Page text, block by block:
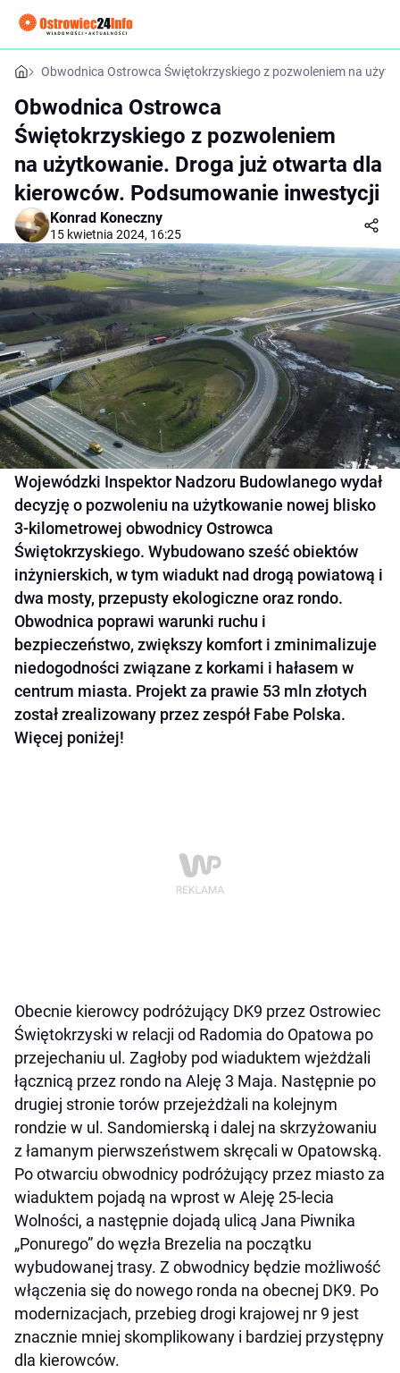
Obwodnica Ostrowca Świętokrzyskiego z pozwoleniem na
Obwodnica Ostrowca
Świętokrzyskiego z pozwoleniem
na użytkowanie. Droga już otwarta dla
kierowców. Podsumowanie inwestycji
Konrad Koneczny
15 kwietnia 2024, 16:25
Wojewódzki Inspektor Nadzoru Budowlanego wydał
decyzję o pozwoleniu na użytkowanie nowej blisko
3-kilometrowej obwodnicy Ostrowca
Świętokrzyskiego. Wybudowano sześć obiektów
inżynierskich, w tym wiadukt nad drogą powiatową i
dwa mosty, przepusty ekologiczne oraz rondo.
Obwodnica poprawi warunki ruchu i
bezpieczeństwo, zwiększy komfort i zminimalizuje
niedogodności związane z korkami i hałasem w
centrum miasta. Projekt za prawie 53 mln złotych
został zrealizowany przez zespół Fabe Polska.
Więcej poniżej!
Obecnie kierowcy podróżujący DK9 przez Ostrowiec
Świętokrzyski w relacji od Radomia do Opatowa po
przejechaniu ul. Zagłoby pod wiaduktem wjeżdżali
łącznicą przez rondo na Aleję 3 Maja. Następnie po
drugiej stronie torów przejeżdżali na kolejnym
rondzie w ul. Sandomierską i dalej na skrzyżowaniu
z łamanym pierwszeństwem skręcali w Opatowską.
Po otwarciu obwodnicy podróżujący przez miasto za
wiaduktem pojadą na wprost w Aleję 25-lecia
Wolności, a następnie dojadą ulicą Jana Piwnika
„Ponurego” do węzła Brezelia na początku
wybudowanej trasy. Z obwodnicy będzie możliwość
włączenia się do nowego ronda na obecnej DK9. Po
modernizacjach, przebieg drogi krajowej nr 9 jest
znacznie mniej skomplikowany i bardziej przystępny
dla kierowców.